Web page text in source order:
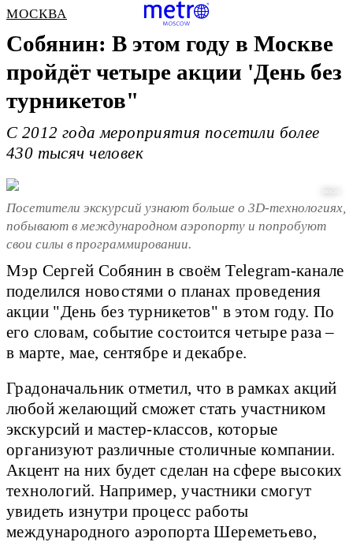
МОСКВА
Собянин: В этом году в Москве
пройдёт четыре акции 'День без
турникетов"
С 2012 года мероприятия посетили более
430 тысяч человек
Посетители экскурсий узнают больше о 3D-технологиях,
побывают в международном аэропорту и попробуют
свои силы в программировании.
Мэр Сергей Собянин в своём Telegram-канале
поделился новостями о планах проведения
акции "День без турникетов" в этом году. По
его словам, событие состоится четыре раза –
в марте, мае, сентябре и декабре.
Градоначальник отметил, что в рамках акций
любой желающий сможет стать участником
экскурсий и мастер-классов, которые
организуют различные столичные компании.
Акцент на них будет сделан на сфере высоких
технологий. Например, участники смогут
увидеть изнутри процесс работы
международного аэропорта Шереметьево,